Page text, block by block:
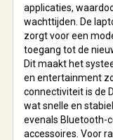
applicaties,
wachttijden. De
zorgt voor een
toegang tot de
Dit maakt het
en entertainment
connectiviteit is de
wat snelle en
evenals Bluetooth-
accessoires. Voor